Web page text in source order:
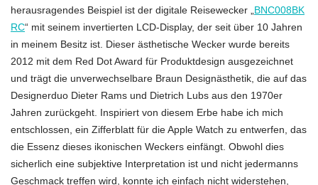
herausragendes Beispiel ist der digitale Reisewecker „BNC008BK
RC“ mit seinem invertierten LCD-Display, der seit über 10 Jahren
in meinem Besitz ist. Dieser ästhetische Wecker wurde bereits
2012 mit dem Red Dot Award für Produktdesign ausgezeichnet
und trägt die unverwechselbare Braun Designästhetik, die auf das
Designerduo Dieter Rams und Dietrich Lubs aus den 1970er
Jahren zurückgeht. Inspiriert von diesem Erbe habe ich mich
entschlossen, ein Zifferblatt für die Apple Watch zu entwerfen, das
die Essenz dieses ikonischen Weckers einfängt. Obwohl dies
sicherlich eine subjektive Interpretation ist und nicht jedermanns
Geschmack treffen wird, konnte ich einfach nicht widerstehen,